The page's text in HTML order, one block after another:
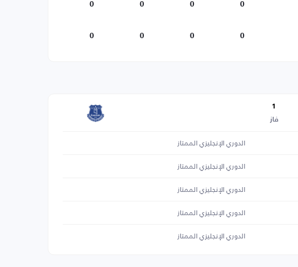
0
0
0
0
0
0
0
0
1
فاز
الدوري الإنجليزي الممتاز
الدوري الإنجليزي الممتاز
الدوري الإنجليزي الممتاز
الدوري الإنجليزي الممتاز
الدوري الإنجليزي الممتاز